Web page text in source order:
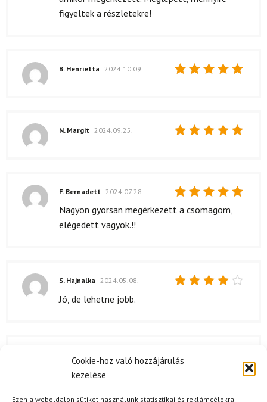
Cookie-hoz való hozzájárulás
kezelése
Ezen a weboldalon sütiket használunk statisztikai és reklámcélokra
figyeltek a részletekre!
B. Henrietta 2024.10.09.
N. Margit 2024.09.25.
Értékelés:
F. Bernadett 2024.07.28.
Nagyon gyorsan megérkezett a csomagom,
elégedett vagyok.!!
S. Hajnalka 2024.05.08.
Jó, de lehetne jobb.
Értékelés: